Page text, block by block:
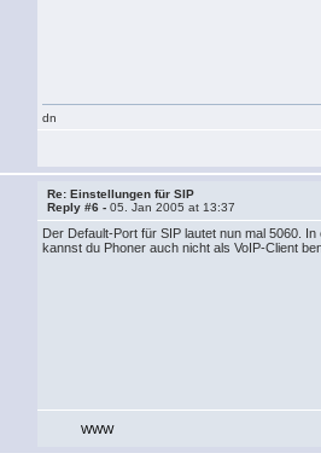
dn
Re: Einstellungen für SIP
Reply #6 -05. Jan 2005 at 13:37
Der Default-Port für SIP lautet nun mal 5060.
kannst du Phoner auch nicht als VoIP-Client
WWW